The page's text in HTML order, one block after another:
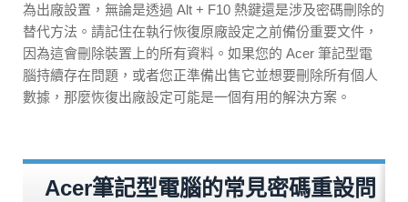
為出廠設置，無論是透過 Alt + F10 熱鍵還是涉及密碼刪除的
替代方法。請記住在執行恢復原廠設定之前備份重要文件，
因為這會刪除裝置上的所有資料。如果您的 Acer 筆記型電
腦持續存在問題，或者您正準備出售它並想要刪除所有個人
數據，那麼恢復出廠設定可能是一個有用的解決方案。
Acer筆記型電腦的常見密碼重設問